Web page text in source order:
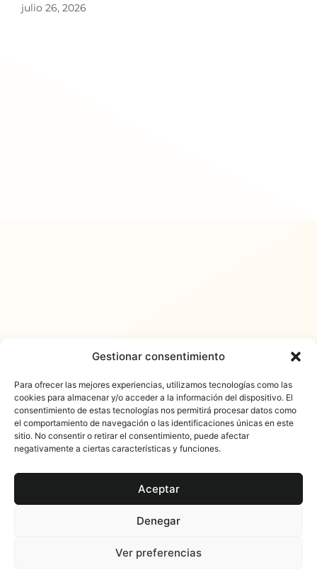
Gestionar consentimiento
Para ofrecer las mejores experiencias, utilizamos tecnologías como las
cookies para almacenar y/o acceder a la información del dispositivo. El
consentimiento de estas tecnologías nos permitirá procesar datos como
el comportamiento de navegación o las identificaciones únicas en este
sitio. No consentir o retirar el consentimiento, puede afectar
negativamente a ciertas características y funciones.
Aceptar
Denegar
Ver preferencias
julio 26, 2026
𐓏FlashActual
una producción editorial deconten.blog